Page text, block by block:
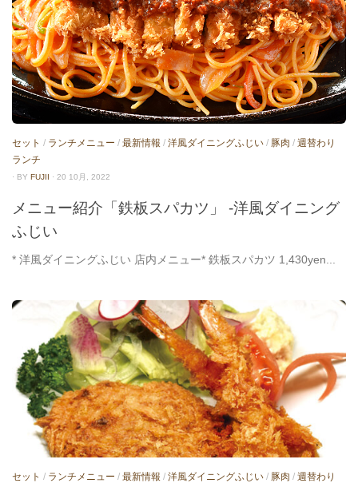
セット / ランチメニュー / 最新情報 / 洋風ダイニングふじい / 豚肉 / 週替わり
ランチ
· BY FUJII · 20 10月, 2022
メニュー紹介「鉄板スパカツ」 -洋風ダイニング
ふじい
* 洋風ダイニングふじい 店内メニュー* 鉄板スパカツ 1,430yen...
セット / ランチメニュー / 最新情報 / 洋風ダイニングふじい / 豚肉 / 週替わり